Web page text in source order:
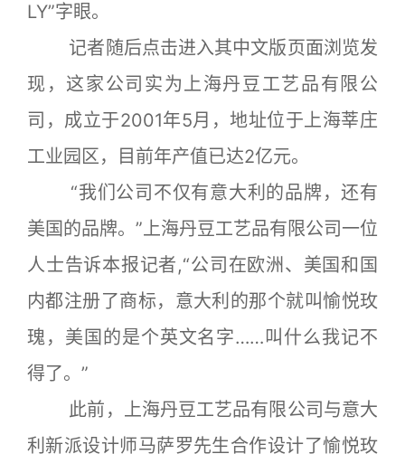
LY”字眼。
记者随后点击进入其中文版页面浏览发
现，这家公司实为上海丹豆工艺品有限公
司，成立于2001年5月，地址位于上海莘庄
工业园区，目前年产值已达2亿元。
“我们公司不仅有意大利的品牌，还有
美国的品牌。”上海丹豆工艺品有限公司一位
人士告诉本报记者,“公司在欧洲、美国和国
内都注册了商标，意大利的那个就叫愉悦玫
瑰，美国的是个英文名字……叫什么我记不
得了。”
此前，上海丹豆工艺品有限公司与意大
利新派设计师马萨罗先生合作设计了愉悦玫